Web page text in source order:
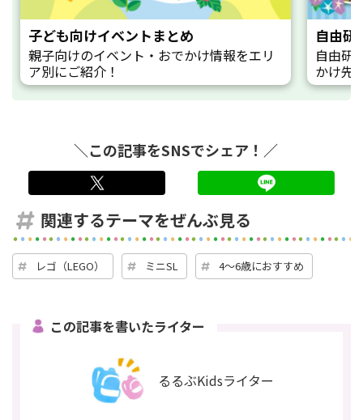
子ども向けイベントまとめ
親子向けのイベント・おでかけ情報をエリ
ア別にご紹介！
自由研
自由研
かけ先
＼この記事をSNSでシェア！／
関連するテーマをぜんぶ見る
レゴ（LEGO） ミニSL 4～6歳におすすめ
この記事を書いたライター
るるぶKidsライター